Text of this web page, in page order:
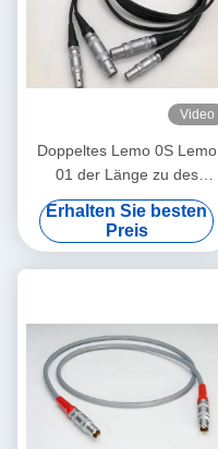
Video
Doppeltes Lemo 0S Lemo
01 der Länge zu des
Gewohnheits-Kabel-6ft für
Ultraschallsonde
Erhalten Sie besten
Preis